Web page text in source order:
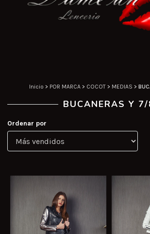
Inicio > POR MARCA > COCOT > MEDIAS >
BUCANERAS Y
Ordenar por